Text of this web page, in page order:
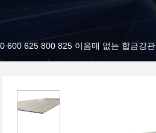
600 625 800 825 이음매 없는 합금강관